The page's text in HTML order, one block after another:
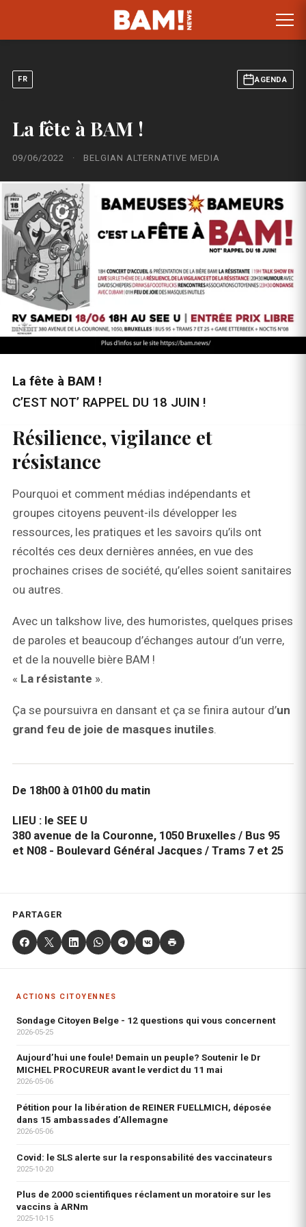
FR AGENDA
La fête à BAM !
09/06/2022 · BELGIAN ALTERNATIVE MEDIA
La fête à BAM !
C’EST NOT’ RAPPEL DU 18 JUIN !
Résilience, vigilance et
résistance
Pourquoi et comment médias indépendants et
groupes citoyens peuvent-ils développer les
ressources, les pratiques et les savoirs qu’ils ont
récoltés ces deux dernières années, en vue des
prochaines crises de société, qu’elles soient sanitaires
ou autres.
Avec un talkshow live, des humoristes, quelques prises
de paroles et beaucoup d’échanges autour d’un verre,
et de la nouvelle bière BAM !
« La résistante ».
Ça se poursuivra en dansant et ça se finira autour d’un
grand feu de joie de masques inutiles.
De 18h00 à 01h00 du matin
LIEU : le SEE U
380 avenue de la Couronne, 1050 Bruxelles / Bus 95
et N08 - Boulevard Général Jacques / Trams 7 et 25
PARTAGER
ACTIONS CITOYENNES
Sondage Citoyen Belge - 12 questions qui vous concernent
2026-05-25
Aujourd’hui une foule! Demain un peuple? Soutenir le Dr
MICHEL PROCUREUR avant le verdict du 11 mai
2026-05-06
Pétition pour la libération de REINER FUELLMICH, déposée
dans 15 ambassades d’Allemagne
2026-05-06
Covid: le SLS alerte sur la responsabilité des vaccinateurs
2025-10-20
Plus de 2000 scientifiques réclament un moratoire sur les
vaccins à ARNm
2025-10-15